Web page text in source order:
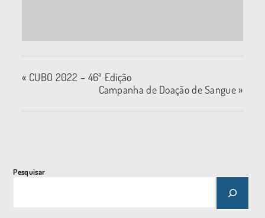
« CUBO 2022 – 46ª Edição
Campanha de Doação de Sangue »
Pesquisar